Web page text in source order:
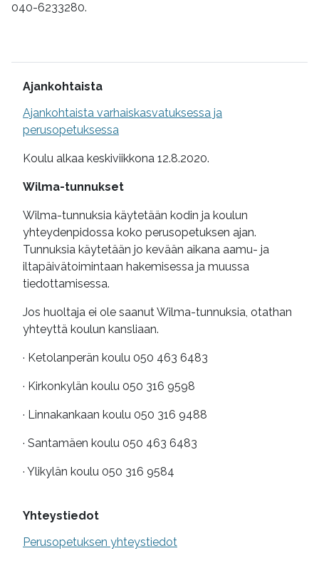
040-6233280.
Lisätietoa
Ajankohtaista
Ajankohtaista varhaiskasvatuksessa ja
perusopetuksessa
Koulu alkaa keskiviikkona 12.8.2020.
Wilma-tunnukset
Wilma-tunnuksia käytetään kodin ja koulun
yhteydenpidossa koko perusopetuksen ajan.
Tunnuksia käytetään jo kevään aikana aamu- ja
iltapäivätoimintaan hakemisessa ja muussa
tiedottamisessa.
Jos huoltaja ei ole saanut Wilma-tunnuksia, otathan
yhteyttä koulun kansliaan.
· Ketolanperän koulu 050 463 6483
· Kirkonkylän koulu 050 316 9598
· Linnakankaan koulu 050 316 9488
· Santamäen koulu 050 463 6483
· Ylikylän koulu 050 316 9584
Yhteystiedot
Perusopetuksen yhteystiedot